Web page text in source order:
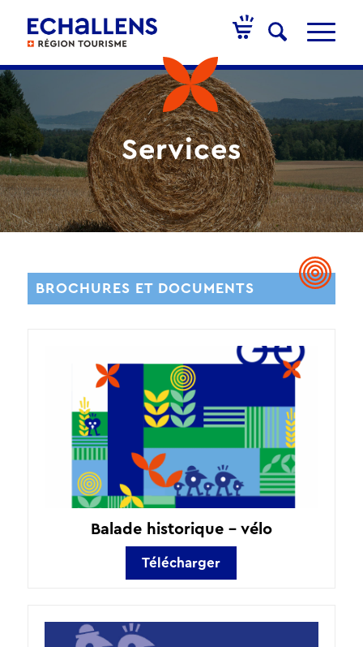
Services
BROCHURES ET DOCUMENTS
Balade historique – vélo
Télécharger